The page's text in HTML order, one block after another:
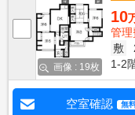
画像 : 19枚
10
管理
敷
1-2
空室確認 無